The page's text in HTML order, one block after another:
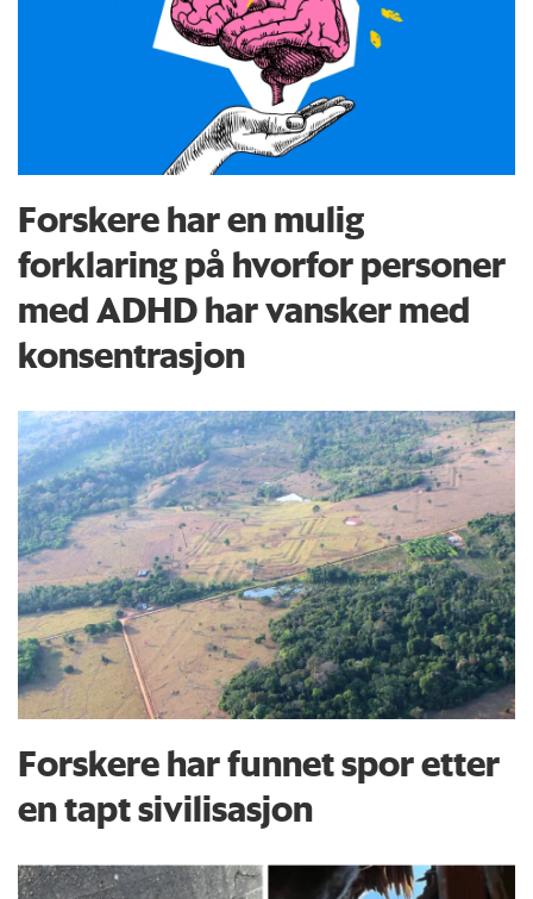
Forskere har en mulig
forklaring på hvorfor personer
med ADHD har vansker med
konsentrasjon
Forskere har funnet spor etter
en tapt sivilisasjon